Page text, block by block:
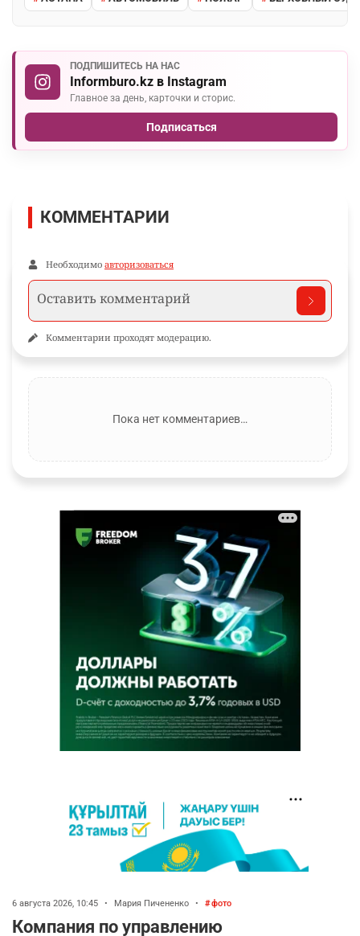
ПОДПИШИТЕСЬ НА НАС
Informburo.kz в Instagram
Главное за день, карточки и сторис.
Подписаться
КОММЕНТАРИИ
Необходимо авторизоваться
Комментарии проходят модерацию.
Пока нет комментариев…
6 августа 2026, 10:45 • Мария Пичененко • фото
Компания по управлению